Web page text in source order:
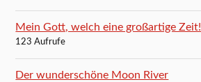
Mein Gott, welch eine großartige Zeit!
123 Aufrufe
Der wunderschöne Moon River